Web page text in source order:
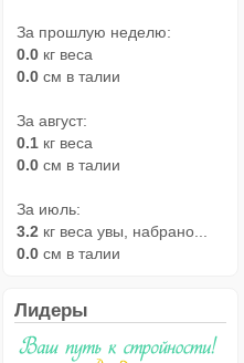
За прошлую неделю:
0.0 кг веса
0.0 см в талии
За август:
0.1 кг веса
0.0 см в талии
За июль:
3.2 кг веса увы, набрано...
0.0 см в талии
Лидеры